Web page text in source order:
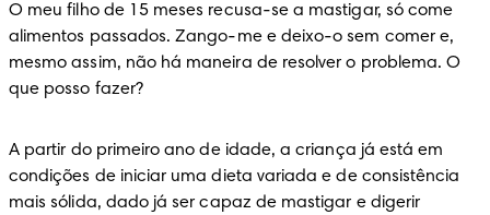
O meu filho de 15 meses recusa-se a mastigar, só come
alimentos passados. Zango-me e deixo-o sem comer e,
mesmo assim, não há maneira de resolver o problema. O
que posso fazer?
A partir do primeiro ano de idade, a criança já está em
condições de iniciar uma dieta variada e de consistência
mais sólida, dado já ser capaz de mastigar e digerir